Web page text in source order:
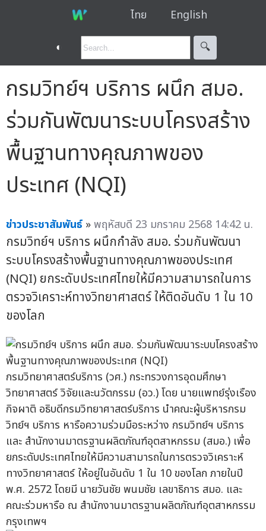
ไทย English
◐ 🔍︎
กรมวิทย์ฯ บริการ ผนึก สมอ.
ร่วมกันพัฒนาระบบโครงสร้าง
พื้นฐานทางคุณภาพของ
ประเทศ (NQI)
ข่าวประชาสัมพันธ์ »พฤหัสบดี 23 มกราคม 2568 14:42 น.
กรมวิทย์ฯ บริการ ผนึกกำลัง สมอ. ร่วมกันพัฒนา
ระบบโครงสร้างพื้นฐานทางคุณภาพของประเทศ
(NQI) ยกระดับประเทศไทยให้มีความสามารถในการ
ตรวจวิเคราะห์ทางวิทยาศาสตร์ ให้ติดอันดับ 1 ใน 10
ของโลก
กรมวิทยาศาสตร์บริการ (วศ.) กระทรวงการอุดมศึกษา
วิทยาศาสตร์ วิจัยและนวัตกรรม (อว.) โดย นายแพทย์รุ่งเรือง
กิจผาติ อธิบดีกรมวิทยาศาสตร์บริการ นำคณะผู้บริหารกรม
วิทย์ฯ บริการ หารือความร่วมมือระหว่าง กรมวิทย์ฯ บริการ
และ สำนักงานมาตรฐานผลิตภัณฑ์อุตสาหกรรม (สมอ.) เพื่อ
ยกระดับประเทศไทยให้มีความสามารถในการตรวจวิเคราะห์
ทางวิทยาศาสตร์ ให้อยู่ในอันดับ 1 ใน 10 ของโลก ภายในปี
พ.ศ. 2572 โดยมี นายวันชัย พนมชัย เลขาธิการ สมอ. และ
คณะร่วมหารือ ณ สำนักงานมาตรฐานผลิตภัณฑ์อุตสาหกรรม
กรุงเทพฯ